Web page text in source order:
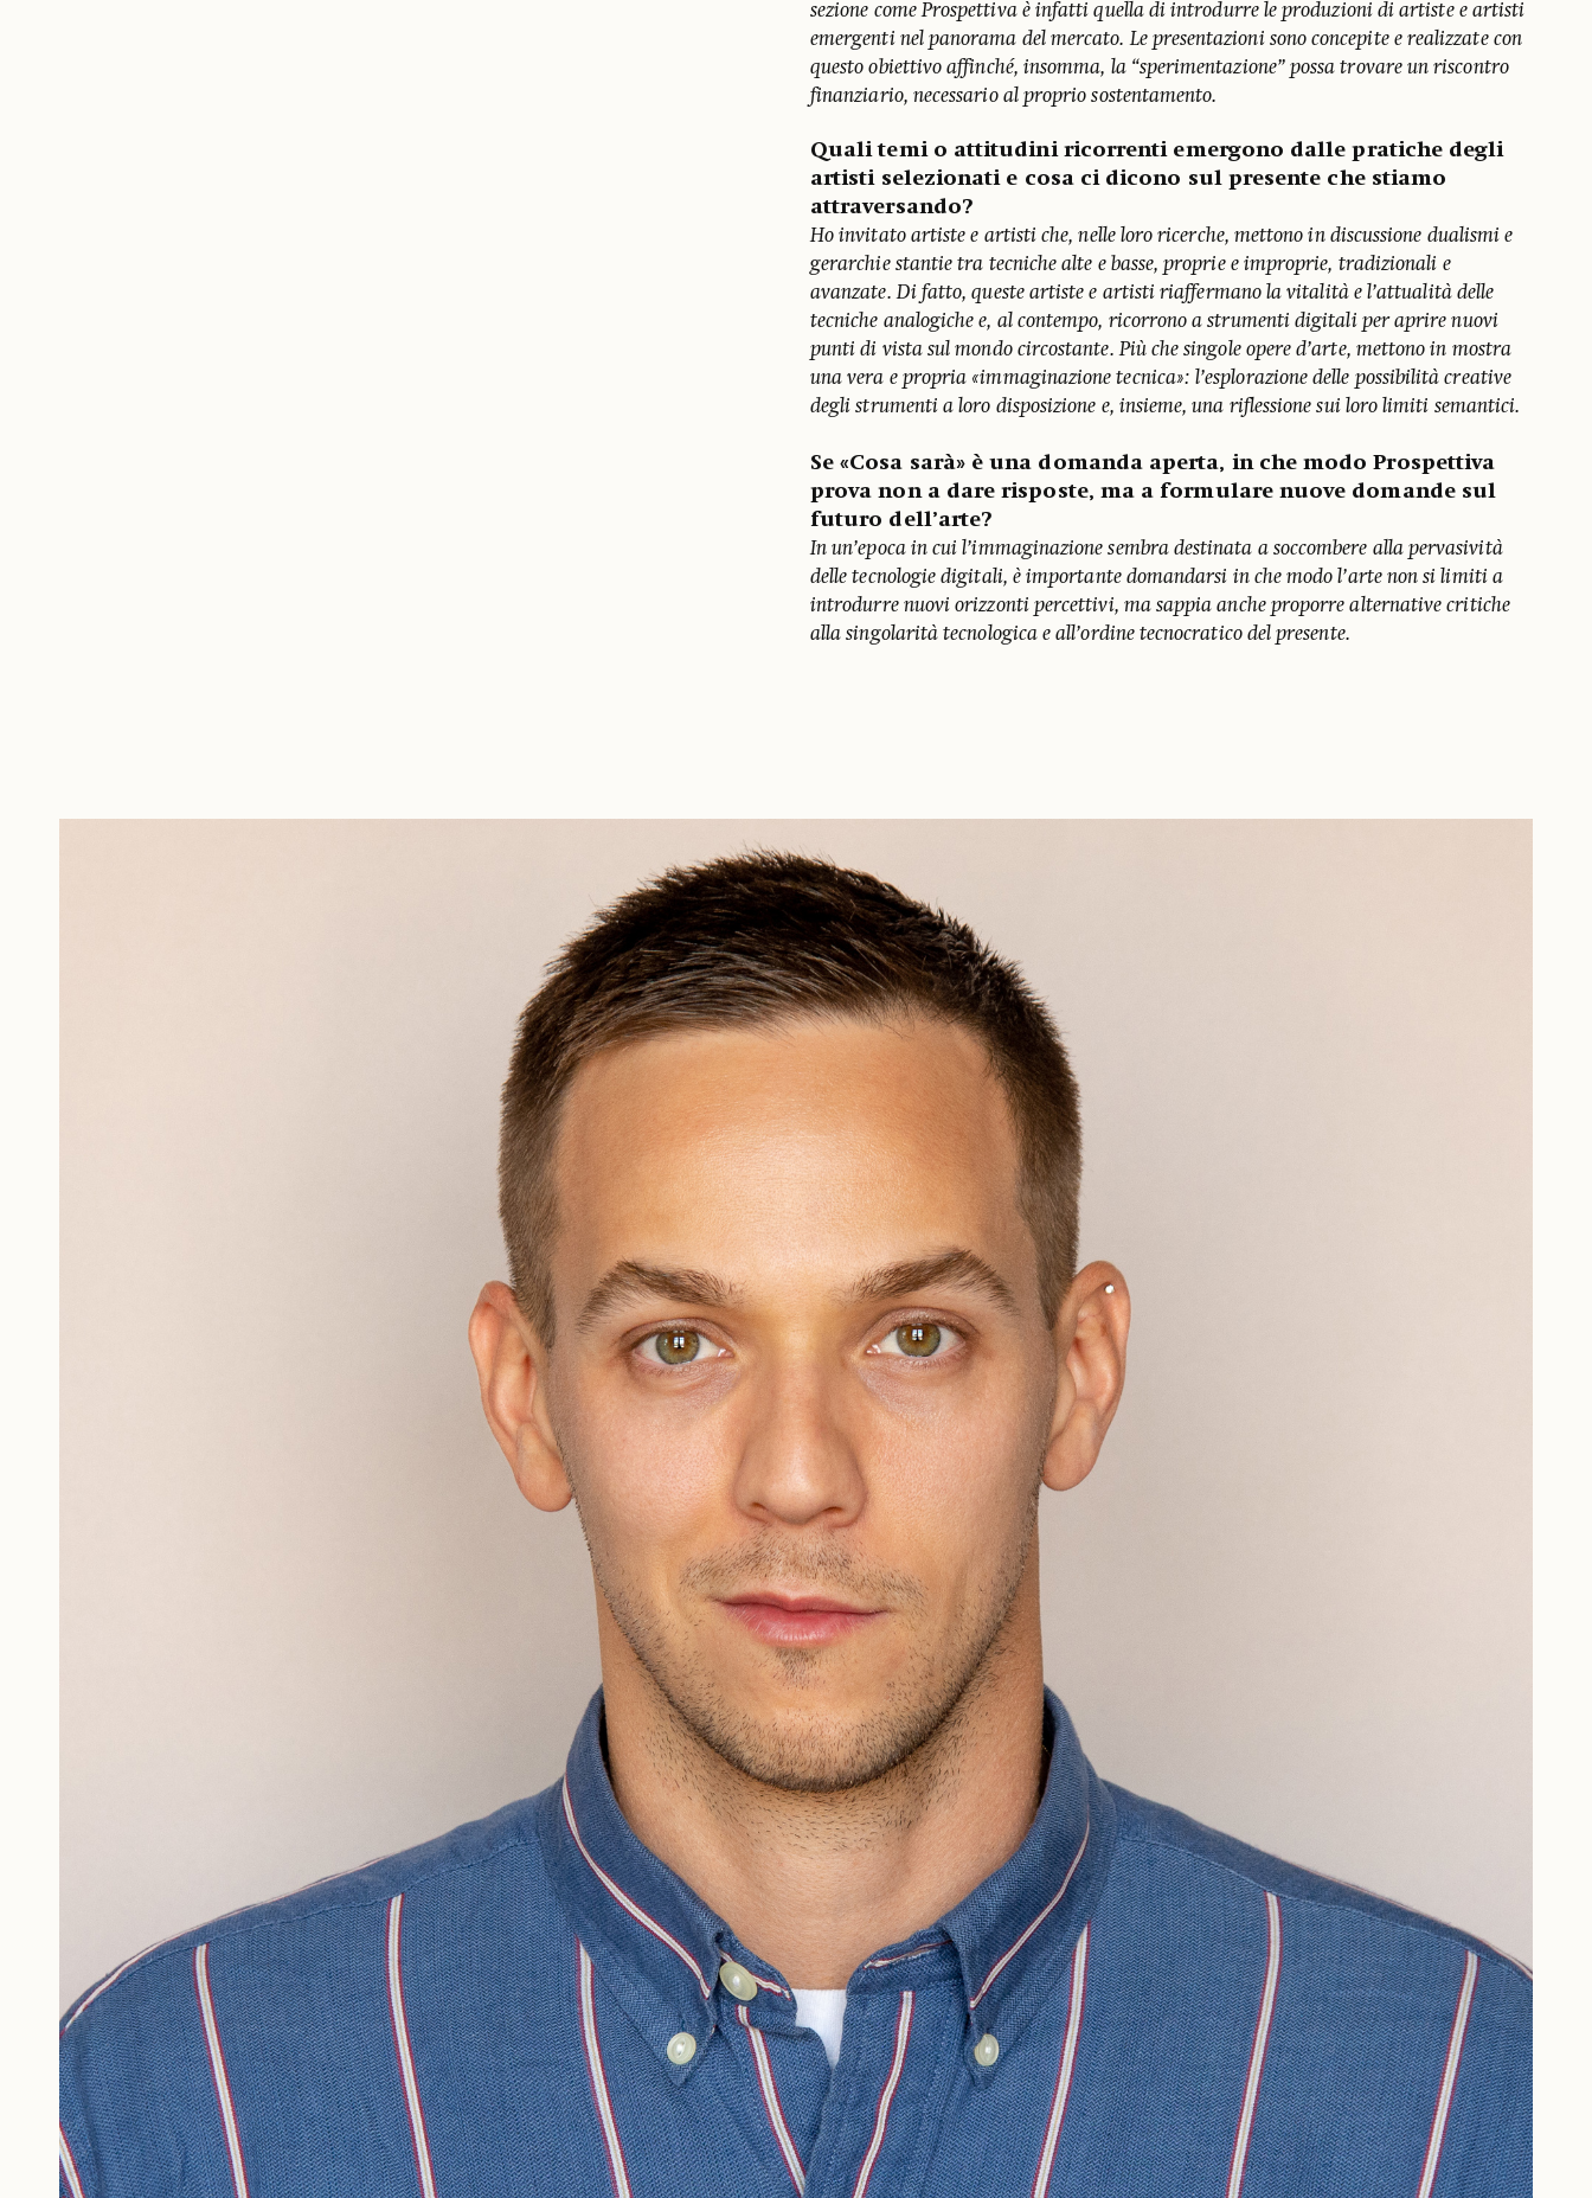
sezione come Prospettiva è infatti quella di introdurre le produzioni di artiste e artisti
emergenti nel panorama del mercato. Le presentazioni sono concepite e realizzate con
questo obiettivo affinché, insomma, la “sperimentazione” possa trovare un riscontro
finanziario, necessario al proprio sostentamento.
Quali temi o attitudini ricorrenti emergono dalle pratiche degli
artisti selezionati e cosa ci dicono sul presente che stiamo
attraversando?
Ho invitato artiste e artisti che, nelle loro ricerche, mettono in discussione dualismi e
gerarchie stantie tra tecniche alte e basse, proprie e improprie, tradizionali e
avanzate. Di fatto, queste artiste e artisti riaffermano la vitalità e l’attualità delle
tecniche analogiche e, al contempo, ricorrono a strumenti digitali per aprire nuovi
punti di vista sul mondo circostante. Più che singole opere d’arte, mettono in mostra
una vera e propria «immaginazione tecnica»: l’esplorazione delle possibilità creative
degli strumenti a loro disposizione e, insieme, una riflessione sui loro limiti semantici.
Se «Cosa sarà» è una domanda aperta, in che modo Prospettiva
prova non a dare risposte, ma a formulare nuove domande sul
futuro dell’arte?
In un’epoca in cui l’immaginazione sembra destinata a soccombere alla pervasività
delle tecnologie digitali, è importante domandarsi in che modo l’arte non si limiti a
introdurre nuovi orizzonti percettivi, ma sappia anche proporre alternative critiche
alla singolarità tecnologica e all’ordine tecnocratico del presente.